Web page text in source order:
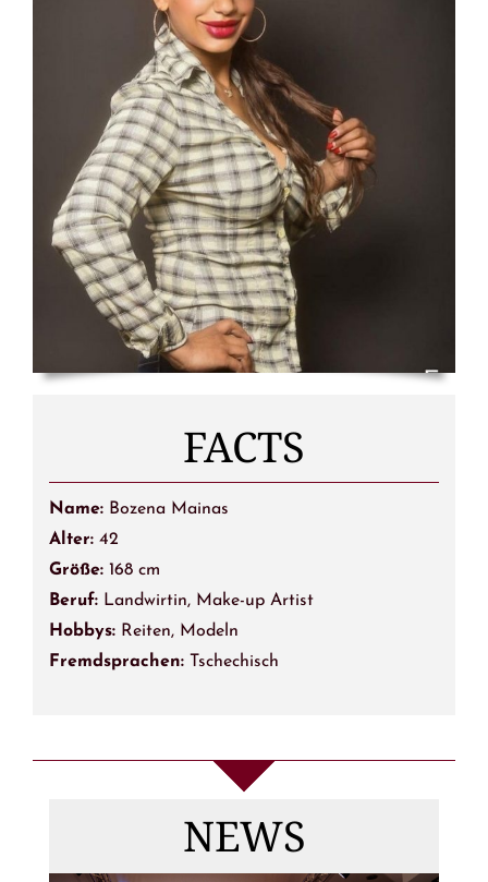
FACTS
Name: Bozena Mainas
Alter: 42
Größe: 168 cm
Beruf: Landwirtin, Make-up Artist
Hobbys: Reiten, Modeln
Fremdsprachen:
Tschechisch
NEWS
Die
Gewinnerinnen
von MISS & MRS